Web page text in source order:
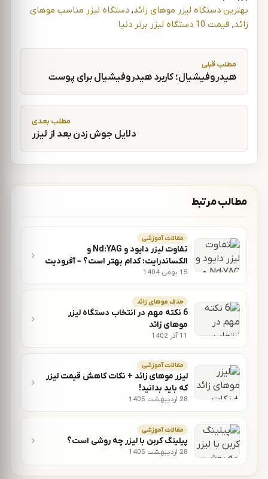
بهترین دستگاه لیزر موهای زائد, دستگاه لیزر مناسب موهای
زائد, قیمت 10 دستگاه لیزر برتر دنیا
راهبری نوشته
مطلب قبلی
هیدروفیشیال؛ کاربرد هیدروفیشیال برای پوست
مطلب بعدی
دلایل جوش زدن بعد از لیزر
مطالب مرتبط
مقالات آموزشی
تفاوت لیزر دایود و Nd:YAG و
الکساندرایت: کدام بهتر است؟ – آفرودیت
لیزر
15 بهمن 1404
حذف موهای زائد
6 نکته مهم در انتخاب دستگاه لیزر
موهای زائد
11 آذر 1402
مقالات آموزشی
لیزر موهای زائد + نکات کاهش قیمت لیزر
که باید بدانید!
28 اردیبهشت 1405
مقالات آموزشی
پیلینگ کربن با لیزر چه روشی است؟
28 اردیبهشت 1405